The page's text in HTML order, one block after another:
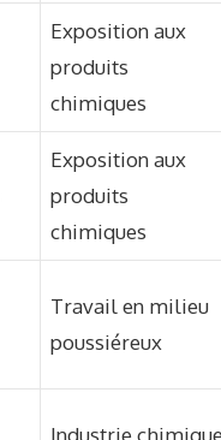
Exposition aux
produits
chimiques
Exposition aux
produits
chimiques
Travail en milieu
poussiéreux
Industrie